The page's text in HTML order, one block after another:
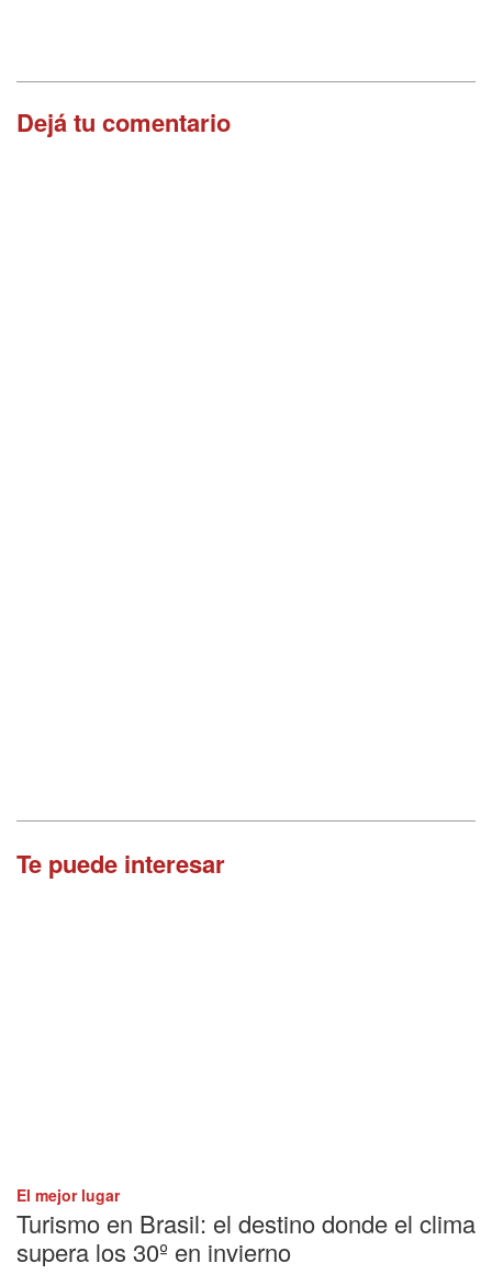
Dejá tu comentario
Te puede interesar
El mejor lugar
Turismo en Brasil: el destino donde el clima
supera los 30º en invierno